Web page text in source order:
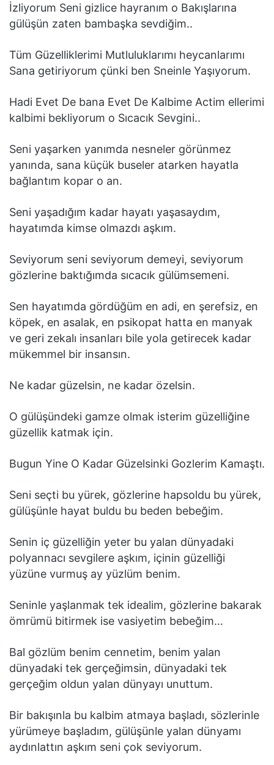
İzliyorum Seni gizlice hayranım o Bakışlarına
gülüşün zaten bambaşka sevdiğim..
Tüm Güzelliklerimi Mutluluklarımı heycanlarımı
Sana getiriyorum çünki ben Sneinle Yaşıyorum.
Hadi Evet De bana Evet De Kalbime Actim ellerimi
kalbimi bekliyorum o Sıcacık Sevgini..
Seni yaşarken yanımda nesneler görünmez
yanında, sana küçük buseler atarken hayatla
bağlantım kopar o an.
Seni yaşadığım kadar hayatı yaşasaydım,
hayatımda kimse olmazdı aşkım.
Seviyorum seni seviyorum demeyi, seviyorum
gözlerine baktığımda sıcacık gülümsemeni.
Sen hayatımda gördüğüm en adi, en şerefsiz, en
köpek, en asalak, en psikopat hatta en manyak
ve geri zekalı insanları bile yola getirecek kadar
mükemmel bir insansın.
Ne kadar güzelsin, ne kadar özelsin.
O gülüşündeki gamze olmak isterim güzelliğine
güzellik katmak için.
Bugun Yine O Kadar Güzelsinki Gozlerim Kamaştı.
Seni seçti bu yürek, gözlerine hapsoldu bu yürek,
gülüşünle hayat buldu bu beden bebeğim.
Senin iç güzelliğin yeter bu yalan dünyadaki
polyannacı sevgilere aşkım, içinin güzelliği
yüzüne vurmuş ay yüzlüm benim.
Seninle yaşlanmak tek idealim, gözlerine bakarak
ömrümü bitirmek ise vasiyetim bebeğim…
Bal gözlüm benim cennetim, benim yalan
dünyadaki tek gerçeğimsin, dünyadaki tek
gerçeğim oldun yalan dünyayı unuttum.
Bir bakışınla bu kalbim atmaya başladı, sözlerinle
yürümeye başladım, gülüşünle yalan dünyamı
aydınlattın aşkım seni çok seviyorum.